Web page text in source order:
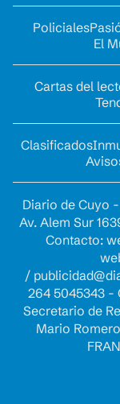
Policiales
El
Cartas del
Clasificados
Diario de Cuyo
Av. Alem Sur
Contacto:
/
264 5045343 -
Secretario de
Mario